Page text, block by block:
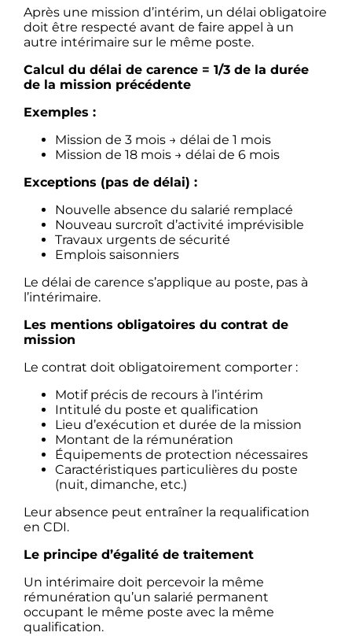
Après une mission d’intérim, un délai obligatoire
doit être respecté avant de faire appel à un
autre intérimaire sur le même poste.
Calcul du délai de carence = 1/3 de la durée
de la mission précédente
Exemples :
Mission de 3 mois → délai de 1 mois
Mission de 18 mois → délai de 6 mois
Exceptions (pas de délai) :
Nouvelle absence du salarié remplacé
Nouveau surcroît d’activité imprévisible
Travaux urgents de sécurité
Emplois saisonniers
Le délai de carence s’applique au poste, pas à
l’intérimaire.
Les mentions obligatoires du contrat de
mission
Le contrat doit obligatoirement comporter :
Motif précis de recours à l’intérim
Intitulé du poste et qualification
Lieu d’exécution et durée de la mission
Montant de la rémunération
Équipements de protection nécessaires
Caractéristiques particulières du poste
(nuit, dimanche, etc.)
Leur absence peut entraîner la requalification
en CDI.
Le principe d’égalité de traitement
Un intérimaire doit percevoir la même
rémunération qu’un salarié permanent
occupant le même poste avec la même
qualification.